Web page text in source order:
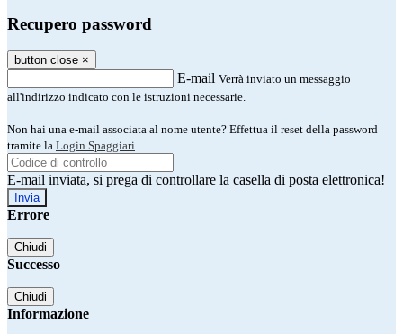
Recupero password
button close ×
E-mail Verrà inviato un messaggio
all'indirizzo indicato con le istruzioni necessarie.
Non hai una e-mail associata al nome utente? Effettua il reset della password
tramite la Login Spaggiari
E-mail inviata, si prega di controllare la casella di posta elettronica!
Errore
Chiudi
Successo
Chiudi
Informazione